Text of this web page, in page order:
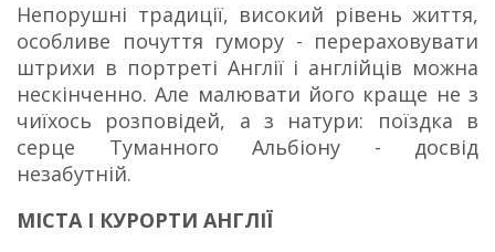
Непорушні традиції, високий рівень життя,
особливе почуття гумору - перераховувати
штрихи в портреті Англії і англійців можна
нескінченно.Але малювати його краще не з
чиїхось розповідей, а з натури: поїздка в
серце Туманного Альбіону - досвід
незабутній.
МІСТА І КУРОРТИ АНГЛІЇ